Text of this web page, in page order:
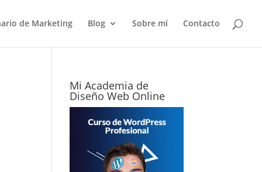
de Marketing Blog Sobre mí Contacto
Mi Academia de
Diseño Web Online